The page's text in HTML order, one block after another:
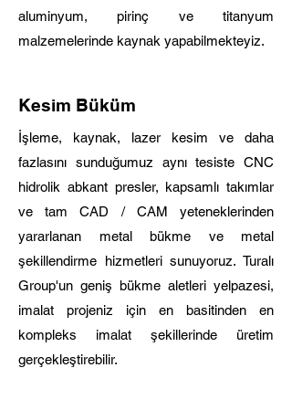
aluminyum, pirinç ve titanyum
malzemelerinde kaynak yapabilmekteyiz.
Kesim Büküm
İşleme, kaynak, lazer kesim ve daha
fazlasını sunduğumuz aynı tesiste CNC
hidrolik abkant presler, kapsamlı takımlar
ve tam CAD / CAM yeteneklerinden
yararlanan metal bükme ve metal
şekillendirme hizmetleri sunuyoruz. Turalı
Group'un geniş bükme aletleri yelpazesi,
imalat projeniz için en basitinden en
kompleks imalat şekillerinde üretim
gerçekleştirebilir.